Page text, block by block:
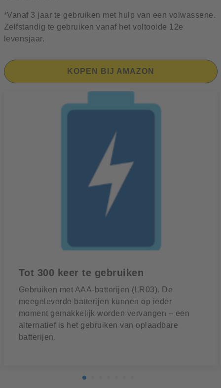
*Vanaf 3 jaar te gebruiken met hulp van een volwassene.
Zelfstandig te gebruiken vanaf het voltooide 12e
levensjaar.
KOPEN BIJ AMAZON
Tot 300 keer te gebruiken
Gebruiken met AAA-batterijen (LR03). De
meegeleverde batterijen kunnen op ieder
moment gemakkelijk worden vervangen – een
alternatief is het gebruiken van oplaadbare
batterijen.